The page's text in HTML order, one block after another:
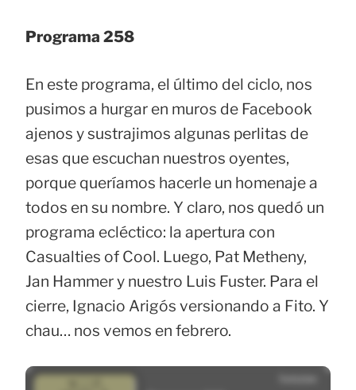
Programa 258
En este programa, el último del ciclo, nos
pusimos a hurgar en muros de Facebook
ajenos y sustrajimos algunas perlitas de
esas que escuchan nuestros oyentes,
porque queríamos hacerle un homenaje a
todos en su nombre. Y claro, nos quedó un
programa ecléctico: la apertura con
Casualties of Cool. Luego, Pat Metheny,
Jan Hammer y nuestro Luis Fuster. Para el
cierre, Ignacio Arigós versionando a Fito. Y
chau… nos vemos en febrero.